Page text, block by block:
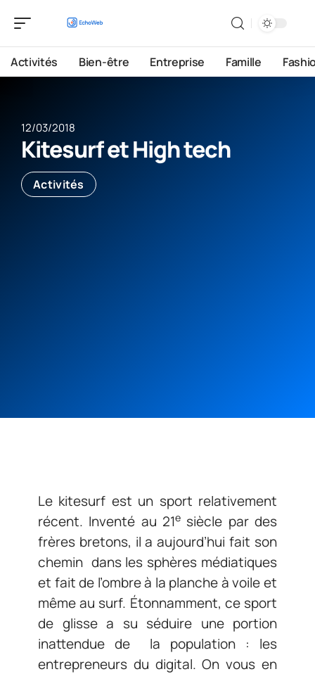
Activités Bien-être Entreprise Famille
12/03/2018
Kitesurf et High tech
Activités
Le kitesurf est un sport relativement
récent. Inventé au 21e siècle par des
frères bretons, il a aujourd’hui fait son
chemin dans les sphères médiatiques
et fait de l’ombre à la planche à voile et
même au surf. Étonnamment, ce sport
de glisse a su séduire une portion
inattendue de la population : les
entrepreneurs du digital. On vous en